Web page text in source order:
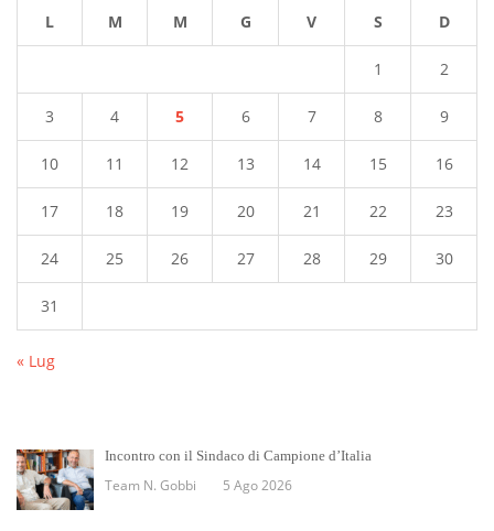
L M M G V S D
1 2
3 4 5 6 7 8 9
10 11 12 13 14 15 16
17 18 19 20 21 22 23
24 25 26 27 28 29 30
31
« Lug
Incontro con il Sindaco di Campione d’Italia
Team N. Gobbi 5 Ago 2026